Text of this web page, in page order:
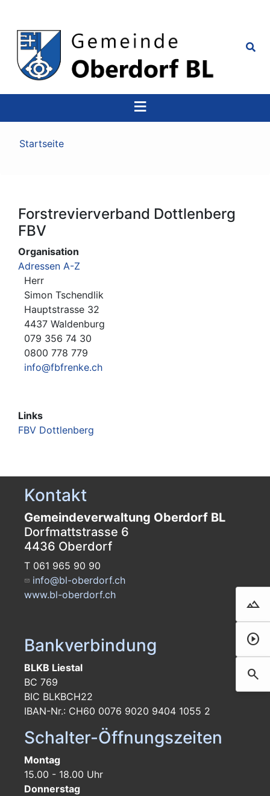
landscape
Film
play_circle
search
Pfadnavigation
Startseite
Forstrevierverband Dottlenberg
FBV
Organisation
Adressen A-Z
Herr
Simon Tschendlik
Hauptstrasse 32
4437 Waldenburg
079 356 74 30
0800 778 779
info@fbfrenke.ch
Links
FBV Dottlenberg
Kontakt
Gemeindeverwaltung Oberdorf BL
Dorfmattstrasse 6
4436 Oberdorf
T 061 965 90 90
info@bl-oberdorf.ch
www.bl-oberdorf.ch
Bankverbindung
BLKB Liestal
BC 769
BIC BLKBCH22
IBAN-Nr.: CH60 0076 9020 9404 1055 2
Schalter-Öffnungszeiten
Montag
15.00 - 18.00 Uhr
Donnerstag